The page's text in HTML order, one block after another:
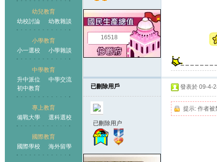
幼兒教育
幼校討論
幼教雜談
小學教育
小一選校
小學雜談
中學教育
升中派位
中學交流
初中教育
專上教育
備戰大學
選科選校
國際教育
國際學校
海外留學
王國
16518
已刪除用戶
已刪除用户
發表於 09-4-
提示: 作者被